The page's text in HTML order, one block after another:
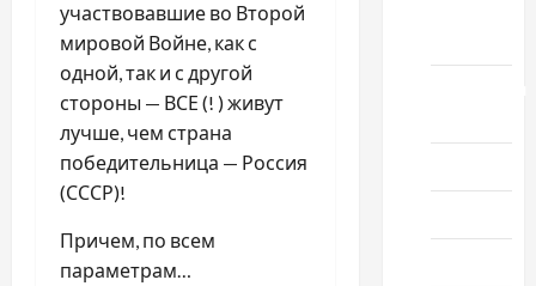
участвовавшие во Второй
мировой Войне, как с
одной, так и с другой
стороны — ВСЕ (! ) живут
лучше, чем страна
победительница — Россия
(СССР)!
Причем, по всем
параметрам…